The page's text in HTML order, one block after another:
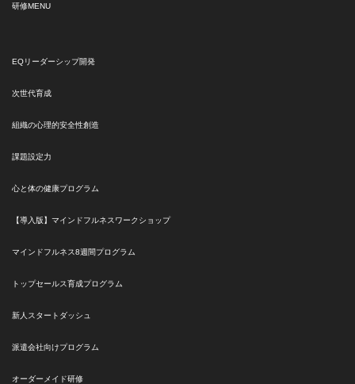
研修MENU
EQリーダーシップ開発
次世代育成
組織の心理的安全性創造
課題設定力
心と体の健康プログラム
【導入版】マインドフルネスワークショップ
マインドフルネス8週間プログラム
トップセールス育成プログラム
新人スタートダッシュ
派遣会社向けプログラム
オーダーメイド研修